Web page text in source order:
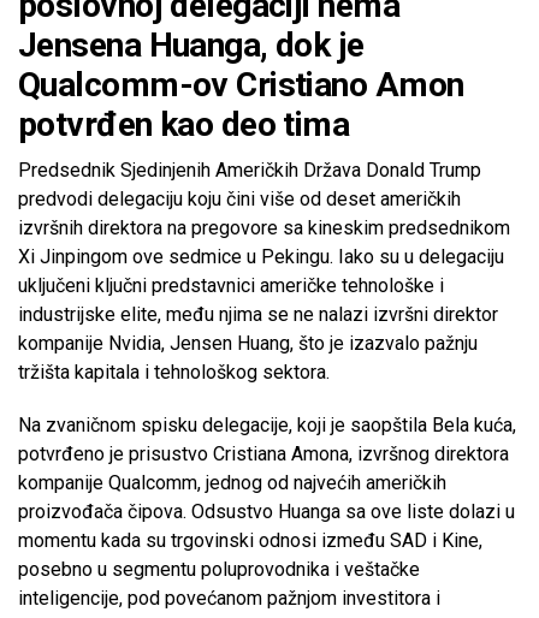
Jensena Huanga, dok je
Qualcomm-ov Cristiano Amon
potvrđen kao deo tima
Predsednik Sjedinjenih Američkih Država Donald Trump
predvodi delegaciju koju čini više od deset američkih
izvršnih direktora na pregovore sa kineskim predsednikom
Xi Jinpingom ove sedmice u Pekingu. Iako su u delegaciju
uključeni ključni predstavnici američke tehnološke i
industrijske elite, među njima se ne nalazi izvršni direktor
kompanije Nvidia, Jensen Huang, što je izazvalo pažnju
tržišta kapitala i tehnološkog sektora.
Na zvaničnom spisku delegacije, koji je saopštila Bela kuća,
potvrđeno je prisustvo Cristiana Amona, izvršnog direktora
kompanije Qualcomm, jednog od najvećih američkih
proizvođača čipova. Odsustvo Huanga sa ove liste dolazi u
momentu kada su trgovinski odnosi između SAD i Kine,
posebno u segmentu poluprovodnika i veštačke
inteligencije, pod povećanom pažnjom investitora i